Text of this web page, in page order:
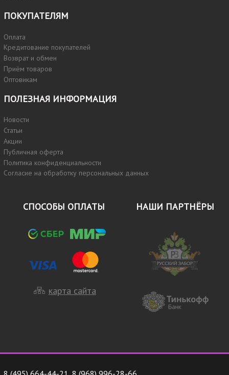
ПОКУПАТЕЛЯМ
Оплата
Кредитование покупателей
Возврат и обмен
Приём товаров
Оптовикам
ПОЛЕЗНАЯ ИНФОРМАЦИЯ
Новости
Статьи
Акции
Публичная оферта
Политика конфиденциальности
Согласие на обработку персональных данных
СПОСОБЫ ОПЛАТЫ
карта сайта
НАШИ ПАРТНЁРЫ